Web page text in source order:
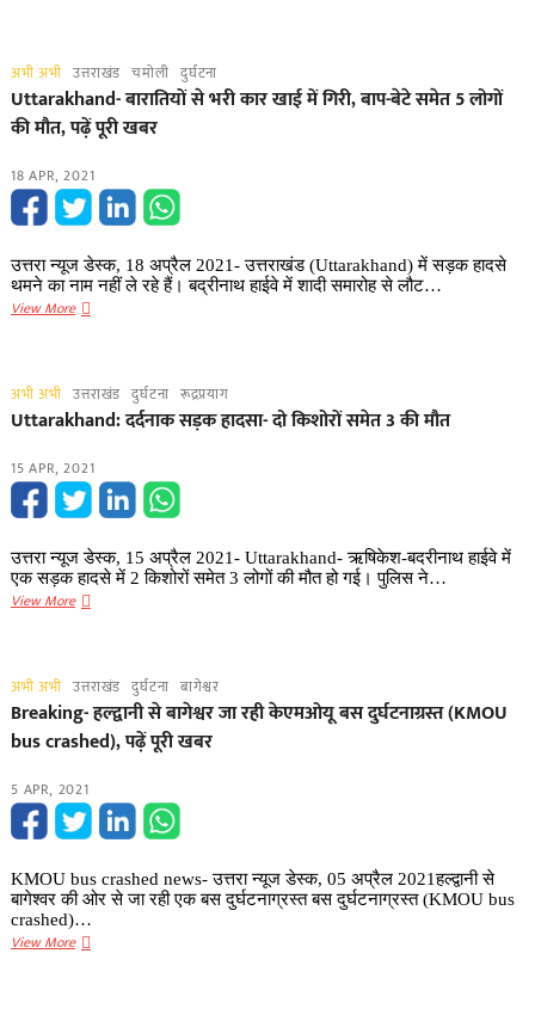
पास
कार
खाई
में
गिरी
अभी अभी उत्तराखंड चमोली दुर्घटना
Uttarakhand- बारातियों से भरी कार खाई में गिरी, बाप-बेटे समेत 5 लोगों
की मौत, पढ़ें पूरी खबर
18 APR, 2021
उत्तरा न्यूज डेस्क, 18 अप्रैल 2021- उत्तराखंड (Uttarakhand) में सड़क हादसे
थमने का नाम नहीं ले रहे हैं। बद्रीनाथ हाईवे में शादी समारोह से लौट…
View MoreUttarakhand-
कार
खाई
गिरी,
बाप-
बेटे
समेत
5
लोगों
पूरी
खबर
अभी अभी उत्तराखंड दुर्घटना रूद्रप्रयाग
Uttarakhand: दर्दनाक सड़क हादसा- दो किशोरों समेत 3 की मौत
15 APR, 2021
उत्तरा न्यूज डेस्क, 15 अप्रैल 2021- Uttarakhand- ऋषिकेश-बदरीनाथ हाईवे में
एक सड़क हादसे में 2 किशोरों समेत 3 लोगों की मौत हो गई। पुलिस ने…
View MoreUttarakhand:
दो
किशोरों
समेत
की
मौत
अभी अभी उत्तराखंड दुर्घटना बागेश्वर
Breaking- हल्द्वानी से बागेश्वर जा रही केएमओयू बस दुर्घटनाग्रस्त (KMOU
bus crashed), पढ़ें पूरी खबर
5 APR, 2021
KMOU bus crashed news- उत्तरा न्यूज डेस्क, 05 अप्रैल 2021हल्द्वानी से
बागेश्वर की ओर से जा रही एक बस दुर्घटनाग्रस्त बस दुर्घटनाग्रस्त (KMOU bus
crashed)…
View MoreBreaking-